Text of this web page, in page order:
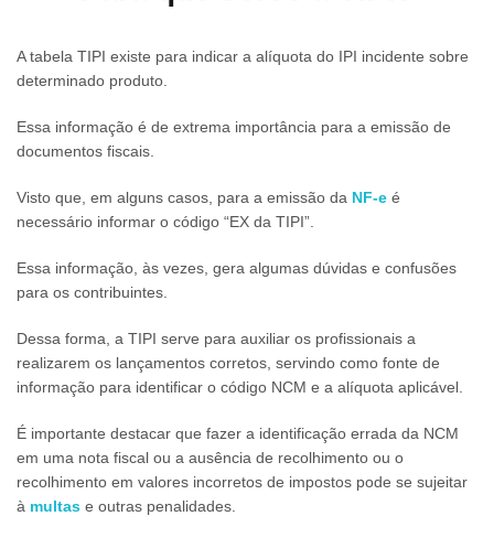
A tabela TIPI existe para indicar a alíquota do IPI incidente sobre
determinado produto.
Essa informação é de extrema importância para a emissão de
documentos fiscais.
Visto que, em alguns casos, para a emissão da NF-e é
necessário informar o código “EX da TIPI”.
Essa informação, às vezes, gera algumas dúvidas e confusões
para os contribuintes.
Dessa forma, a TIPI serve para auxiliar os profissionais a
realizarem os lançamentos corretos, servindo como fonte de
informação para identificar o código NCM e a alíquota aplicável.
É importante destacar que fazer a identificação errada da NCM
em uma nota fiscal ou a ausência de recolhimento ou o
recolhimento em valores incorretos de impostos pode se sujeitar
à multas e outras penalidades.